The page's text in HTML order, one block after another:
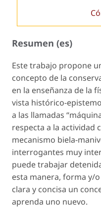
Resumen (es)
Este trabajo propone
concepto de la
en la enseñanza de la
vista histórico-
a las llamadas
respecta a la actividad
mecanismo biela-
interrogantes muy
puede trabajar
esta manera, forma y/
clara y concisa un
aprenda uno nuevo.